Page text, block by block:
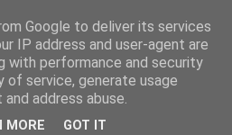
Google to deliver its services
IP address and user-agent are
with performance and security
service, generate usage
address abuse.
MORE GOT IT